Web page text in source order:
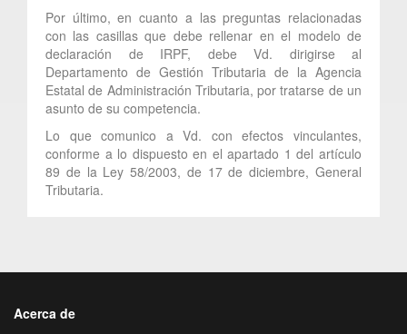
Por último, en cuanto a las preguntas relacionadas
con las casillas que debe rellenar en el modelo de
declaración de IRPF, debe Vd. dirigirse al
Departamento de Gestión Tributaria de la Agencia
Estatal de Administración Tributaria, por tratarse de un
asunto de su competencia.
Lo que comunico a Vd. con efectos vinculantes,
conforme a lo dispuesto en el apartado 1 del artículo
89 de la Ley 58/2003, de 17 de diciembre, General
Tributaria.
Acerca de